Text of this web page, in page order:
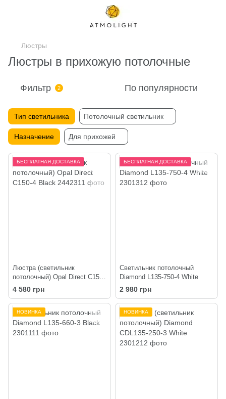
Люстры
Люстры в прихожую потолочные
Фильтр 2 По популярности
Тип светильника Потолочный светильник
Назначение Для прихожей
БЕСПЛАТНАЯ ДОСТАВКА
Люстра (светильник
потолочный) Opal Direct C150-
4 Black
4 580 грн
БЕСПЛАТНАЯ ДОСТАВКА
Светильник потолочный
Diamond L135-750-4 White
2 980 грн
НОВИНКА НОВИНКА